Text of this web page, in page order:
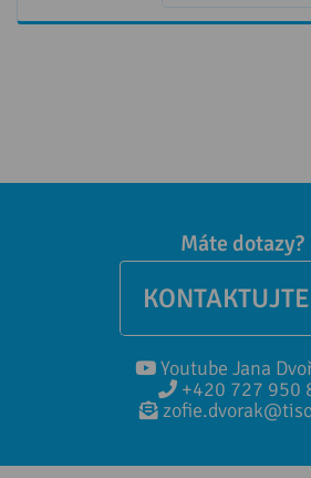
Máte dotazy?
Youtube Jana
+420 727 950